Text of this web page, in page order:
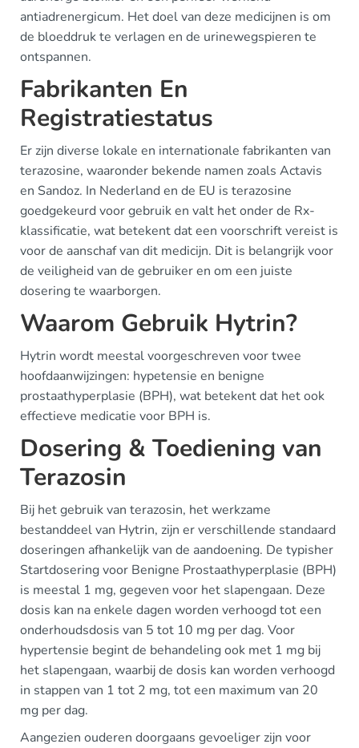
antiadrenergicum. Het doel van deze medicijnen is om
de bloeddruk te verlagen en de urinewegspieren te
ontspannen.
Fabrikanten En
Registratiestatus
Er zijn diverse lokale en internationale fabrikanten van
terazosine, waaronder bekende namen zoals Actavis
en Sandoz. In Nederland en de EU is terazosine
goedgekeurd voor gebruik en valt het onder de Rx-
klassificatie, wat betekent dat een voorschrift vereist is
voor de aanschaf van dit medicijn. Dit is belangrijk voor
de veiligheid van de gebruiker en om een juiste
dosering te waarborgen.
Waarom Gebruik Hytrin?
Hytrin wordt meestal voorgeschreven voor twee
hoofdaanwijzingen: hypetensie en benigne
prostaathyperplasie (BPH), wat betekent dat het ook
effectieve medicatie voor BPH is.
Dosering & Toediening van
Terazosin
Bij het gebruik van terazosin, het werkzame
bestanddeel van Hytrin, zijn er verschillende standaard
doseringen afhankelijk van de aandoening. De typisher
Startdosering voor Benigne Prostaathyperplasie (BPH)
is meestal 1 mg, gegeven voor het slapengaan. Deze
dosis kan na enkele dagen worden verhoogd tot een
onderhoudsdosis van 5 tot 10 mg per dag. Voor
hypertensie begint de behandeling ook met 1 mg bij
het slapengaan, waarbij de dosis kan worden verhoogd
in stappen van 1 tot 2 mg, tot een maximum van 20
mg per dag.
Aangezien ouderen doorgaans gevoeliger zijn voor